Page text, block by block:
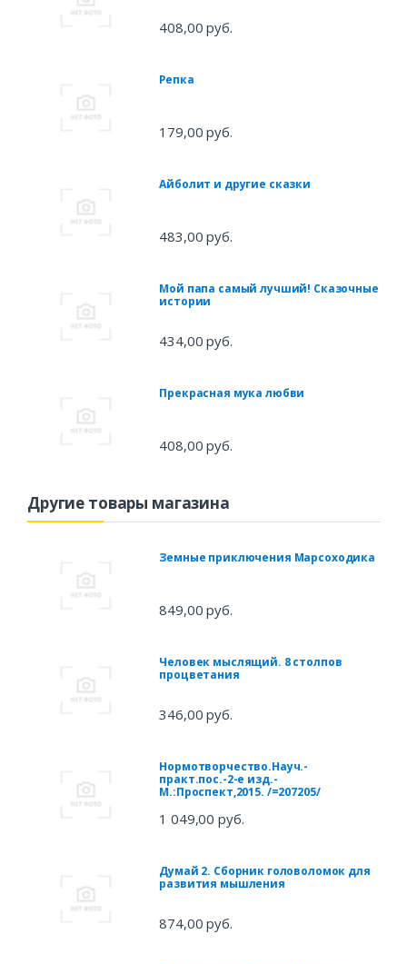
408,00 руб.
Репка
179,00 руб.
Айболит и другие сказки
483,00 руб.
Мой папа самый лучший! Сказочные
истории
434,00 руб.
Прекрасная мука любви
408,00 руб.
Другие товары магазина
Земные приключения Марсоходика
849,00 руб.
Человек мыслящий. 8 столпов
процветания
346,00 руб.
Нормотворчество.Науч.-
практ.пос.-2-е изд.-
М.:Проспект,2015. /=207205/
1 049,00 руб.
Думай 2. Сборник головоломок для
развития мышления
874,00 руб.